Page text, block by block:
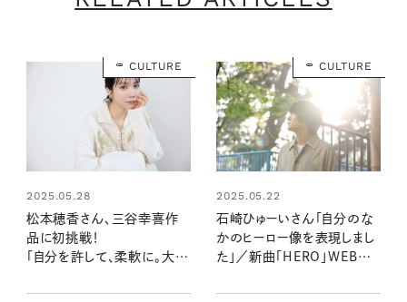
CULTURE
2025.05.28
松本穂香さん、三谷幸喜作
品に初挑戦！
「自分を許して、柔軟に。大人
れません」
CULTURE
2025.05.22
石崎ひゅーいさん「自分のな
かのヒーロー像を表現しまし
た」／新曲「HERO」WEB限